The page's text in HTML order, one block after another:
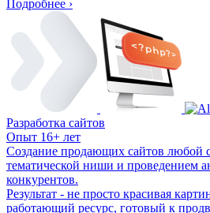
Подробнее ›
Разработка сайтов
Опыт 16+ лет
Создание продающих сайтов любой
тематической ниши и проведением
конкурентов.
Результат - не просто красивая
работающий ресурс, готовый к